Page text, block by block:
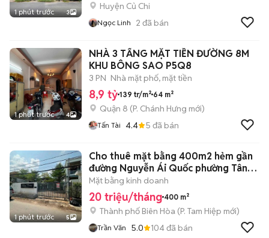
1 phút trước 3
Huyện Củ Chi
Ngọc Linh 2 đã bán
1 phút trước 4
NHÀ 3 TẨNG MẶT TIỀN ĐƯỜNG 8M
KHU BÔNG SAO P5Q8
3 PN Nhà mặt phố, mặt tiền
8,9 tỷ 139 tr/m² 64 m²
Quận 8 (P. Chánh Hưng mới)
Tấn Tài 4.4 5 đã bán
1 phút trước 5
Cho thuê mặt bằng 400m2 hẻm gần
đường Nguyễn Ái Quốc phường Tân
Tiến
Mặt bằng kinh doanh
20 triệu/tháng 400 m²
Thành phố Biên Hòa (P. Tam Hiệp mới)
Trần Văn 5.0 104đã bán